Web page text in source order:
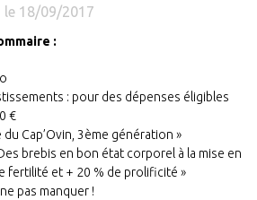
le 18/09/2017
:
: pour des dépenses éligibles
€
Cap’Ovin, 3ème génération »
brebis en bon état corporel à la mise en
fertilité et + 20 % de prolificité »
pas manquer !